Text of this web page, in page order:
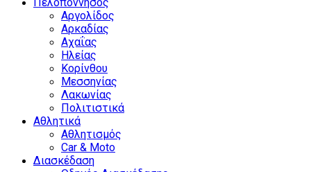
Πελοπόννησος
Αργολίδος
Αρκαδίας
Αχαΐας
Ηλείας
Κορίνθου
Μεσσηνίας
Λακωνίας
Πολιτιστικά
Αθλητικά
Αθλητισμός
Car & Moto
Διασκέδαση